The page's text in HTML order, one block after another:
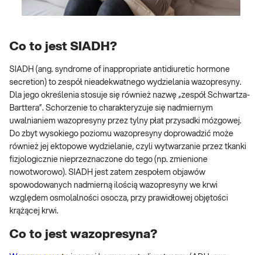
Co to jest SIADH?
SIADH (ang. syndrome of inappropriate antidiuretic hormone
secretion) to zespół nieadekwatnego wydzielania wazopresyny.
Dla jego określenia stosuje się również nazwę „zespół Schwartza-
Barttera”. Schorzenie to charakteryzuje się nadmiernym
uwalnianiem wazopresyny przez tylny płat przysadki mózgowej.
Do zbyt wysokiego poziomu wazopresyny doprowadzić może
również jej ektopowe wydzielanie, czyli wytwarzanie przez tkanki
fizjologicznie nieprzeznaczone do tego (np. zmienione
nowotworowo). SIADH jest zatem zespołem objawów
spowodowanych nadmierną ilością wazopresyny we krwi
względem osmolalności osocza, przy prawidłowej objętości
krążącej krwi.
Co to jest wazopresyna?